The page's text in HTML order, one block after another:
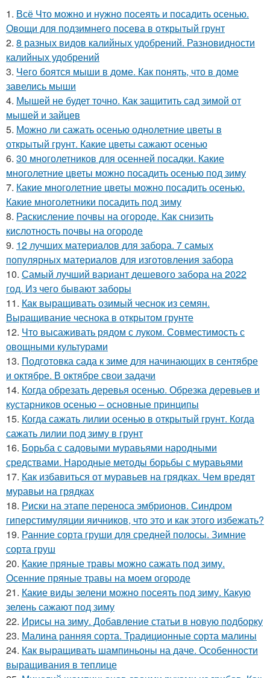
1. Всё Что можно и нужно посеять и посадить осенью.
Овощи для подзимнего посева в открытый грунт
2. 8 разных видов калийных удобрений. Разновидности
калийных удобрений
3. Чего боятся мыши в доме. Как понять, что в доме
завелись мыши
4. Мышей не будет точно. Как защитить сад зимой от
мышей и зайцев
5. Можно ли сажать осенью однолетние цветы в
открытый грунт. Какие цветы сажают осенью
6. 30 многолетников для осенней посадки. Какие
многолетние цветы можно посадить осенью под зиму
7. Какие многолетние цветы можно посадить осенью.
Какие многолетники посадить под зиму
8. Раскисление почвы на огороде. Как снизить
кислотность почвы на огороде
9. 12 лучших материалов для забора. 7 самых
популярных материалов для изготовления забора
10. Самый лучший вариант дешевого забора на 2022
год. Из чего бывают заборы
11. Как выращивать озимый чеснок из семян.
Выращивание чеснока в открытом грунте
12. Что высаживать рядом с луком. Совместимость с
овощными культурами
13. Подготовка сада к зиме для начинающих в сентябре
и октябре. В октябре свои задачи
14. Когда обрезать деревья осенью. Обрезка деревьев и
кустарников осенью – основные принципы
15. Когда сажать лилии осенью в открытый грунт. Когда
сажать лилии под зиму в грунт
16. Борьба с садовыми муравьями народными
средствами. Народные методы борьбы с муравьями
17. Как избавиться от муравьев на грядках. Чем вредят
муравьи на грядках
18. Риски на этапе переноса эмбрионов. Синдром
гиперстимуляции яичников, что это и как этого избежать?
19. Ранние сорта груши для средней полосы. Зимние
сорта груш
20. Какие пряные травы можно сажать под зиму.
Осенние пряные травы на моем огороде
21. Какие виды зелени можно посеять под зиму. Какую
зелень сажают под зиму
22. Ирисы на зиму. Добавление статьи в новую подборку
23. Малина ранняя сорта. Традиционные сорта малины
24. Как выращивать шампиньоны на даче. Особенности
выращивания в теплице